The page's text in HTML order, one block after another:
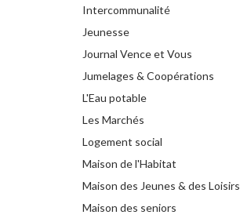
Intercommunalité
Jeunesse
Journal Vence et Vous
Jumelages & Coopérations
L'Eau potable
Les Marchés
Logement social
Maison de l'Habitat
Maison des Jeunes & des Loisirs
Maison des seniors